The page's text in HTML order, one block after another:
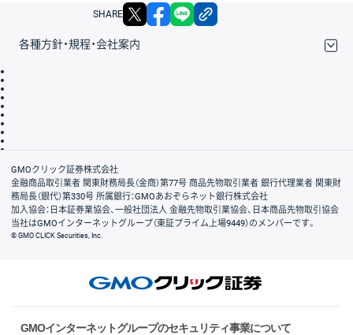
SHARE X facebook
各種方針・規程・会社案内
会社案内
GMOクリック証券株式会社
金融商品取引業者 関東財務局長（金商）第77号 商品先物取引業者 銀行代理業者 関東財
務局長（銀代）第330号 所属銀行：GMOあおぞらネット銀行株式会社
加入協会：日本証券業協会、一般社団法人 金融先物取引業協会、日本商品先物取引協会
当社はGMOインターネットグループ（東証プライム上場9449）のメンバーです。
© GMO CLICK Securities, Inc.
GMOインターネットグループのセキュリティ事業について